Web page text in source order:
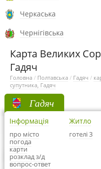
Черкаська
Чернігівська
Карта Великих
Гадяч
Головна / Полтавська / Гадяч /
супутника, Гадяч
Гадяч
Інформація
про місто
погода
карти
розклад з/д
вопрос-ответ
Житло
готелі 3